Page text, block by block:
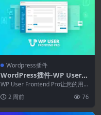
Wordpress插件
WordPress插件-WP User F
rontend Pro 4.2.14
WP User Frontend Pro让您的用
自...2 周前 76